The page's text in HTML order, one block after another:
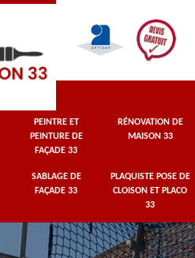
PEINTRE ET
PEINTURE DE
FAÇADE 33
RÉNOVATION DE
MAISON 33
SABLAGE DE
FAÇADE 33
PLAQUISTE POSE DE
CLOISON ET PLACO
33